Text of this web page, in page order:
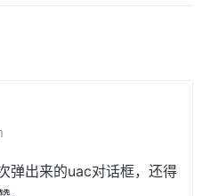
弹出来的uac对话框，还得